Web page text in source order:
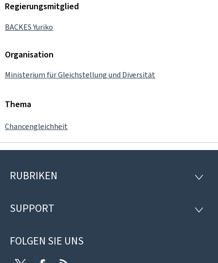
Regierungsmitglied
BACKES Yuriko
Organisation
Ministerium für Gleichstellung und Diversität
Thema
Chancengleichheit
Footer
RUBRIKEN
SUPPORT
FOLGEN SIE UNS